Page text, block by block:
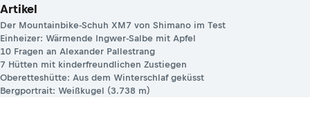
Artikel
Der Mountainbike-Schuh XM7 von Shimano im Test
Einheizer: Wärmende Ingwer-Salbe mit Apfel
10 Fragen an Alexander Pallestrang
7 Hütten mit kinderfreundlichen Zustiegen
Oberetteshütte: Aus dem Winterschlaf geküsst
Bergportrait: Weißkugel (3.738 m)